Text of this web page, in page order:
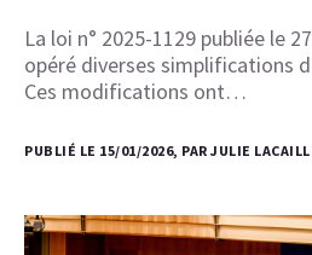
La loi n° 2025-1129 publiée le
opéré diverses simplifications
Ces modifications ont…
PUBLIÉ LE 15/01/2026, PAR JULIE